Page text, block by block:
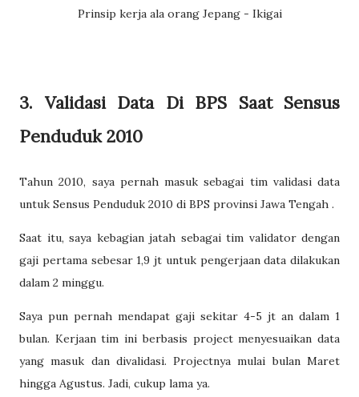
Prinsip kerja ala orang Jepang - Ikigai
3. Validasi Data Di BPS Saat Sensus
Penduduk 2010
Tahun 2010, saya pernah masuk sebagai tim validasi data
untuk Sensus Penduduk 2010 di BPS provinsi Jawa Tengah .
Saat itu, saya kebagian jatah sebagai tim validator dengan
gaji pertama sebesar 1,9 jt untuk pengerjaan data dilakukan
dalam 2 minggu.
Saya pun pernah mendapat gaji sekitar 4-5 jt an dalam 1
bulan. Kerjaan tim ini berbasis project menyesuaikan data
yang masuk dan divalidasi. Projectnya mulai bulan Maret
hingga Agustus. Jadi, cukup lama ya.